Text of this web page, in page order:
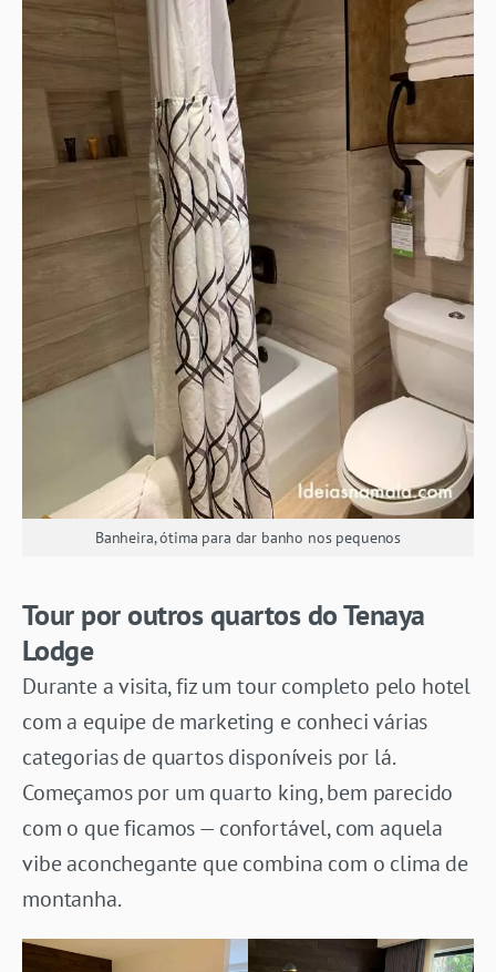
Banheira, ótima para dar banho nos pequenos
Tour por outros quartos do Tenaya
Lodge
Durante a visita, fiz um tour completo pelo hotel
com a equipe de marketing e conheci várias
categorias de quartos disponíveis por lá.
Começamos por um quarto king, bem parecido
com o que ficamos — confortável, com aquela
vibe aconchegante que combina com o clima de
montanha.